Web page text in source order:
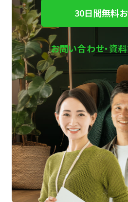
30日間無料
お問い合わせ・資